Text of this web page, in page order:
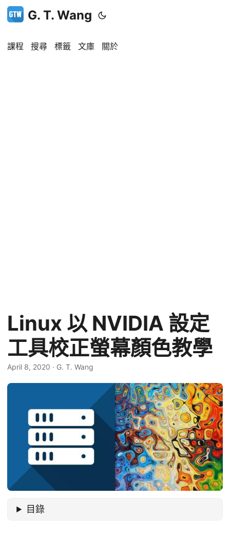
G. T. Wang
課程 搜尋 標籤 文庫 關於
Linux 以 NVIDIA 設定
工具校正螢幕顏色教學
April 8, 2020 · G. T. Wang
目錄